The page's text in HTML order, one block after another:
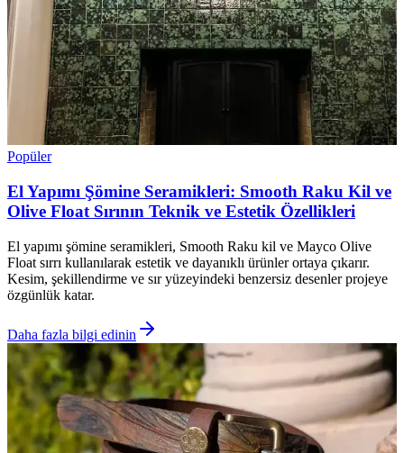
Popüler
El Yapımı Şömine Seramikleri: Smooth Raku Kil ve
Olive Float Sırının Teknik ve Estetik Özellikleri
El yapımı şömine seramikleri, Smooth Raku kil ve Mayco Olive
Float sırrı kullanılarak estetik ve dayanıklı ürünler ortaya çıkarır.
Kesim, şekillendirme ve sır yüzeyindeki benzersiz desenler projeye
özgünlük katar.
Daha fazla bilgi edinin